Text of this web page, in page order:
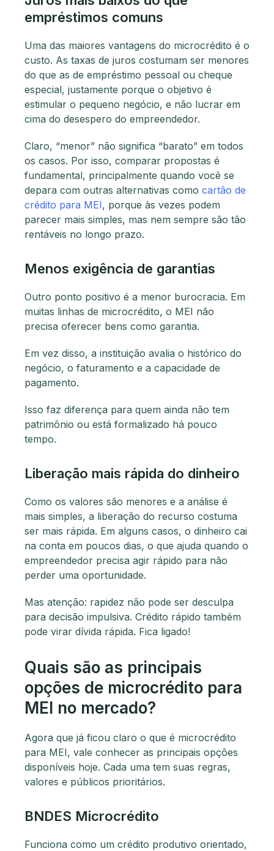
empréstimos comuns
Uma das maiores vantagens do microcrédito é o
custo. As taxas de juros costumam ser menores
do que as de empréstimo pessoal ou cheque
especial, justamente porque o objetivo é
estimular o pequeno negócio, e não lucrar em
cima do desespero do empreendedor.
Claro, “menor” não significa “barato” em todos
os casos. Por isso, comparar propostas é
fundamental, principalmente quando você se
depara com outras alternativas como cartão de
crédito para MEI, porque às vezes podem
parecer mais simples, mas nem sempre são tão
rentáveis no longo prazo.
Menos exigência de garantias
Outro ponto positivo é a menor burocracia. Em
muitas linhas de microcrédito, o MEI não
precisa oferecer bens como garantia.
Em vez disso, a instituição avalia o histórico do
negócio, o faturamento e a capacidade de
pagamento.
Isso faz diferença para quem ainda não tem
patrimônio ou está formalizado há pouco
tempo.
Liberação mais rápida do dinheiro
Como os valores são menores e a análise é
mais simples, a liberação do recurso costuma
ser mais rápida. Em alguns casos, o dinheiro cai
na conta em poucos dias, o que ajuda quando o
empreendedor precisa agir rápido para não
perder uma oportunidade.
Mas atenção: rapidez não pode ser desculpa
para decisão impulsiva. Crédito rápido também
pode virar dívida rápida. Fica ligado!
Quais são as principais
opções de microcrédito para
MEI no mercado?
Agora que já ficou claro o que é microcrédito
para MEI, vale conhecer as principais opções
disponíveis hoje. Cada uma tem suas regras,
valores e públicos prioritários.
BNDES Microcrédito
Funciona como um crédito produtivo orientado,